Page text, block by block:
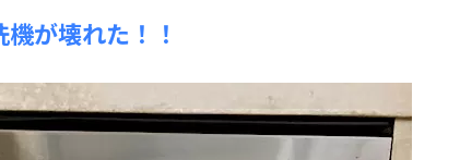
機が壊れた！！